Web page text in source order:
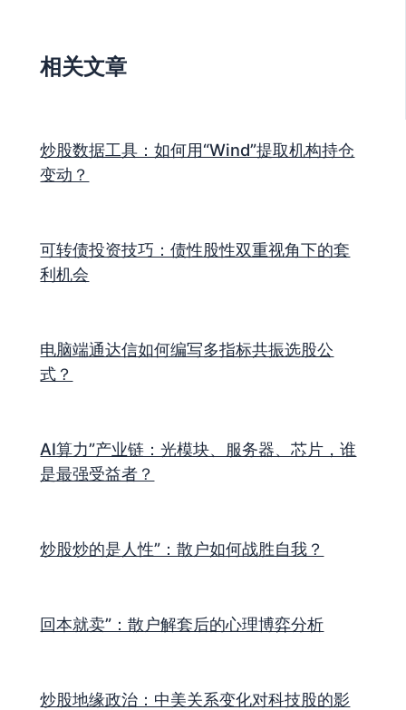
相关文章
炒股数据工具：如何用“Wind”提取机构持仓
变动？
可转债投资技巧：债性股性双重视角下的套
利机会
电脑端通达信如何编写多指标共振选股公
式？
AI算力”产业链：光模块、服务器、芯片，谁
是最强受益者？
炒股炒的是人性”：散户如何战胜自我？
回本就卖”：散户解套后的心理博弈分析
炒股地缘政治：中美关系变化对科技股的影